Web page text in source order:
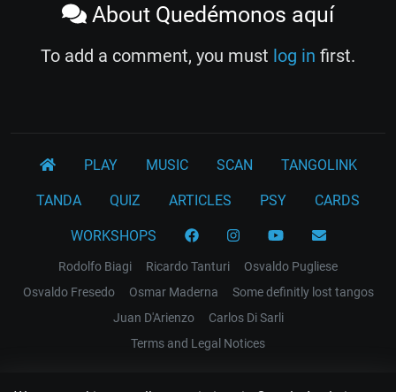
About Quedémonos aquí
To add a comment, you must log in first.
PLAY MUSIC SCAN TANGOLINK
TANDA QUIZ ARTICLES PSY CARDS
WORKSHOPS
Rodolfo Biagi Ricardo Tanturi
Osvaldo Pugliese
Osvaldo Fresedo
Osmar Maderna
Some definitly lost tangos
Juan D'Arienzo
Carlos Di Sarli
Terms and Legal Notices
EL RECODO TANGO